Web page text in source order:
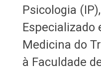
Psicologia
Especializado
Medicina do
à Faculdade